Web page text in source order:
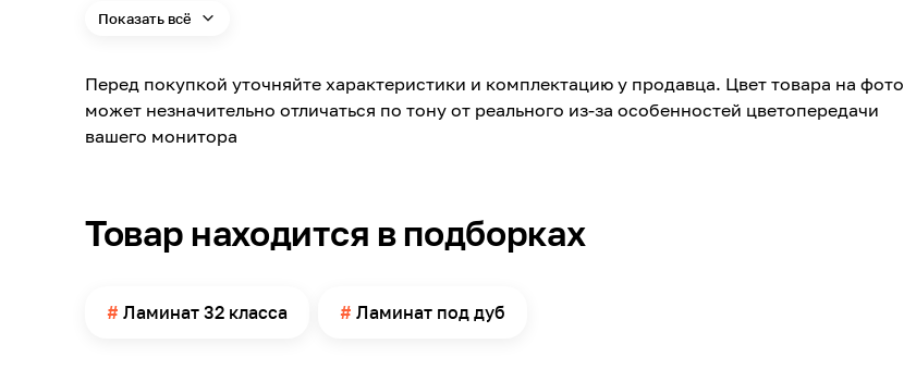
Толщина
Длина
1380
Влагостойкость
Нет
Страна производства
Показать всё
Перед покупкой уточняйте характеристики и комплектацию у продавца. Цвет товара на фото
может незначительно отличаться по тону от реального из-за особенностей цветопередачи
вашего монитора
Товар находится в подборках
Ламинат 32 класса Ламинат под дуб